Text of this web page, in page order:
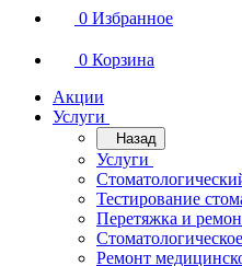
0 Избранное
0 Корзина
Акции
Услуги
Назад
Услуги
Тестирование
Перетяжка и
Ремонт